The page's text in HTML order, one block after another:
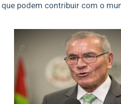
podem contribuir com o